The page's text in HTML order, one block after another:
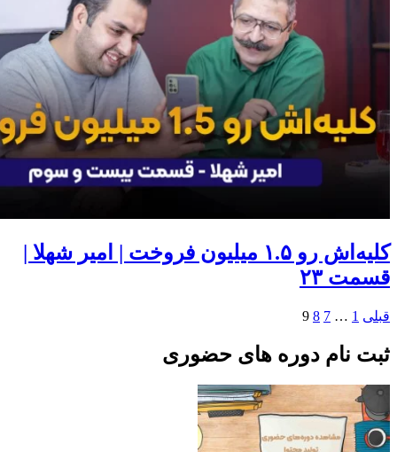
کلیه‌اش رو ۱.۵ میلیون فروخت | امیر شهلا |
قسمت ۲۳
قبلی 1
…
7
8
9
ثبت نام دوره های حضوری